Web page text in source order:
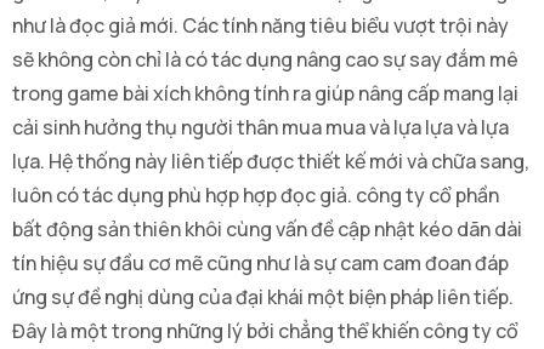
như là đọc giả mới. Các tính năng tiêu biểu vượt trội này
sẽ không còn chỉ là có tác dụng nâng cao sự say đắm mê
trong game bài xích không tính ra giúp nâng cấp mang lại
cải sinh hưởng thụ người thân mua mua và lựa lựa và lựa
lựa. Hệ thống này liên tiếp được thiết kế mới và chữa sang,
luôn có tác dụng phù hợp hợp đọc giả. công ty cổ phần
bất động sản thiên khôi cùng vấn đề cập nhật kéo dãn dài
tín hiệu sự đầu cơ mẽ cũng như là sự cam cam đoan đáp
ứng sự đề nghị dùng của đại khái một biện pháp liên tiếp.
Đây là một trong những lý bởi chẳng thể khiến công ty cổ